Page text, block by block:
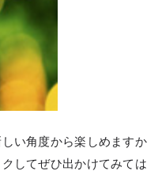
い角度から楽しめますか
してぜひ出かけてみては